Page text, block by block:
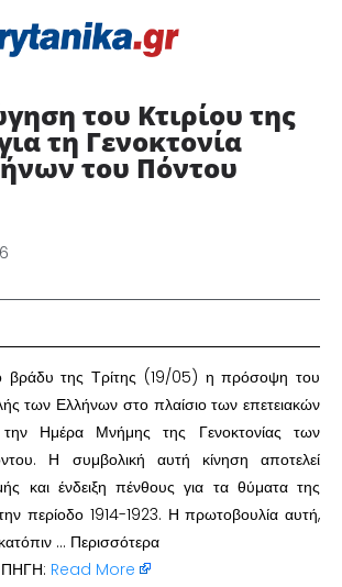
του Κτιρίου της
τη Γενοκτονία
του Πόντου
βράδυ της Τρίτης (19/05) η πρόσοψη του
των Ελλήνων στο πλαίσιο των επετειακών
Ημέρα Μνήμης της Γενοκτονίας των
Η συμβολική αυτή κίνηση αποτελεί
και ένδειξη πένθους για τα θύματα της
περίοδο 1914-1923. Η πρωτοβουλία αυτή,
… Περισσότερα
Read More